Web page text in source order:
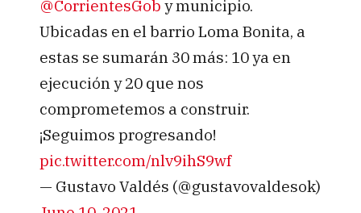
@CorrientesGob y municipio.
Ubicadas en el barrio Loma Bonita, a
estas se sumarán 30 más: 10 ya en
ejecución y 20 que nos
comprometemos a construir.
¡Seguimos progresando!
pic.twitter.com/nlv9ihS9wf
— Gustavo Valdés (@gustavovaldesok)